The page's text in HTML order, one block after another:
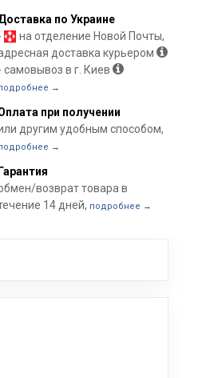
по Украине
на отделение Новой Почты,
доставка курьером
самовывоз в г. Киев
→
при получении
другим удобным способом,
→
Гарантия
возврат товара в
14 дней, подробнее →